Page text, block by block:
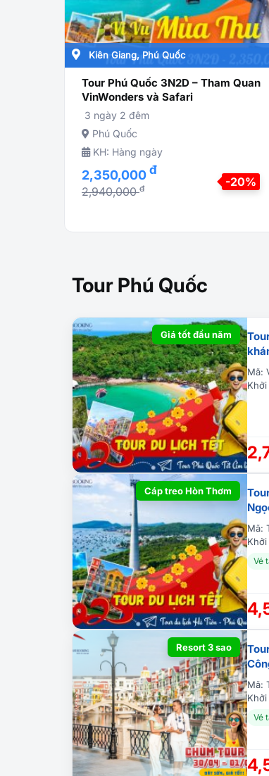
Kiên Giang, Phú Quốc
Tour Phú Quốc 3N2D – Tham Quan
VinWonders và Safari
3 ngày 2 đêm
Phú Quốc
KH: Hàng ngày
2,350,000 đ
2,940,000đ -20%
Tour Phú Quốc
Giá tốt đầu năm
Mã:
Cáp treo Hòn Thơm
Mã:
Vé
Resort 3 sao
Mã:
Vé